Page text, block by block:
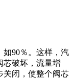
如90％。这样，汽
芯破坏，流量增
关闭，使整个阀芯